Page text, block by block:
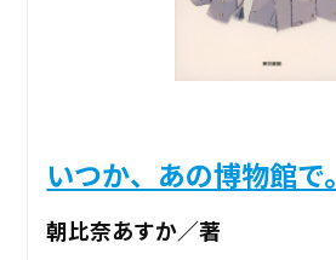
いつか、あの博物館で。
朝比奈あすか／著